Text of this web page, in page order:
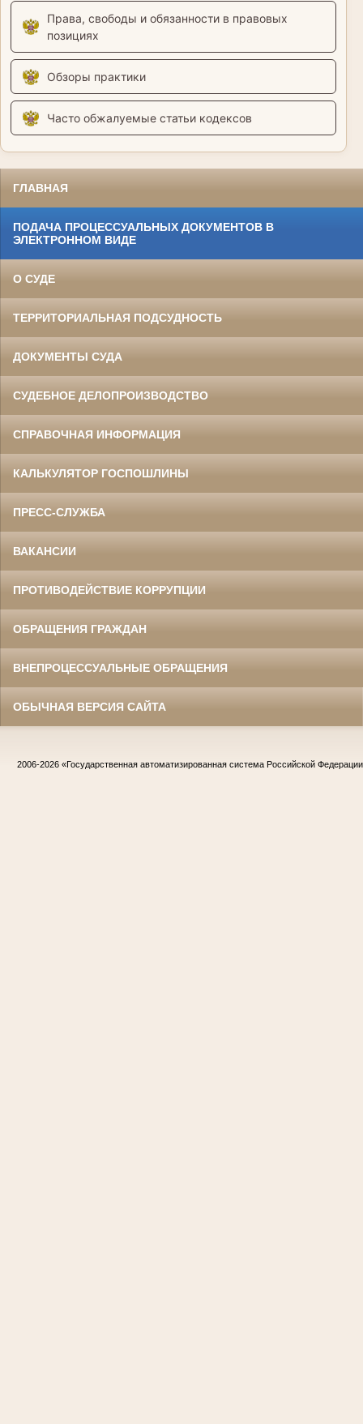
Права, свободы и обязанности в правовых
позициях
Обзоры практики
Часто обжалуемые статьи кодексов
ГЛАВНАЯ
ПОДАЧА ПРОЦЕССУАЛЬНЫХ ДОКУМЕНТОВ В
ЭЛЕКТРОННОМ ВИДЕ
О СУДЕ
ТЕРРИТОРИАЛЬНАЯ ПОДСУДНОСТЬ
ДОКУМЕНТЫ СУДА
СУДЕБНОЕ ДЕЛОПРОИЗВОДСТВО
СПРАВОЧНАЯ ИНФОРМАЦИЯ
КАЛЬКУЛЯТОР ГОСПОШЛИНЫ
ПРЕСС-СЛУЖБА
ВАКАНСИИ
ПРОТИВОДЕЙСТВИЕ КОРРУПЦИИ
ОБРАЩЕНИЯ ГРАЖДАН
ВНЕПРОЦЕССУАЛЬНЫЕ ОБРАЩЕНИЯ
ОБЫЧНАЯ ВЕРСИЯ САЙТА
2006-2026 «Государственная автоматизированная система Российской